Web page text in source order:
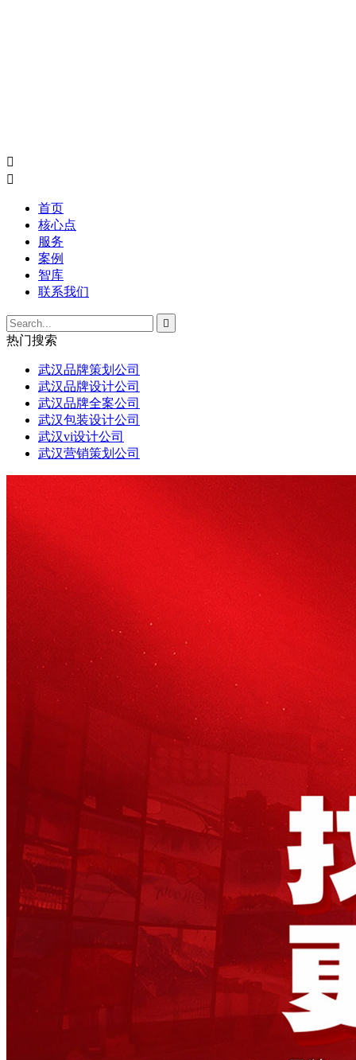


首页
核心点
服务
案例
智库
联系我们

热门搜索
武汉品牌策划公司
武汉品牌设计公司
武汉品牌全案公司
武汉包装设计公司
武汉vi设计公司
武汉营销策划公司